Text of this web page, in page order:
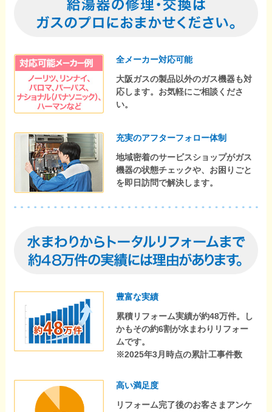
全メーカー対応可能
大阪ガスの製品以外のガス機器も対
応します。お気軽にご相談くださ
い。
充実のアフターフォロー体制
地域密着のサービスショップがガス
機器の状態チェックや、お困りごと
を即日訪問で解決します。
豊富な実績
累積リフォーム実績が約48万件。し
かもその約6割が水まわりリフォー
ムです。
※2025年3月時点の累計工事件数
高い満足度
リフォーム完了後のお客さまアンケ